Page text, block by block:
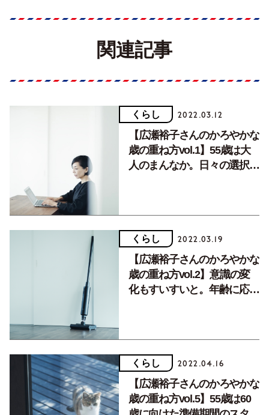
関連記事
くらし 2022.03.12
【広瀬裕子さんのかろやかな
歳の重ね方vol.1】55歳は大
人のまんなか。日々の選択が
くらし 2022.03.19
【広瀬裕子さんのかろやかな
歳の重ね方vol.2】意識の変
化もすいすいと。年齢に応じ
くらし 2022.04.16
【広瀬裕子さんのかろやかな
歳の重ね方vol.5】55歳は60